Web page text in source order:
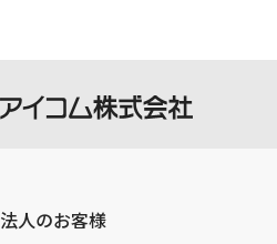
法人のお客様